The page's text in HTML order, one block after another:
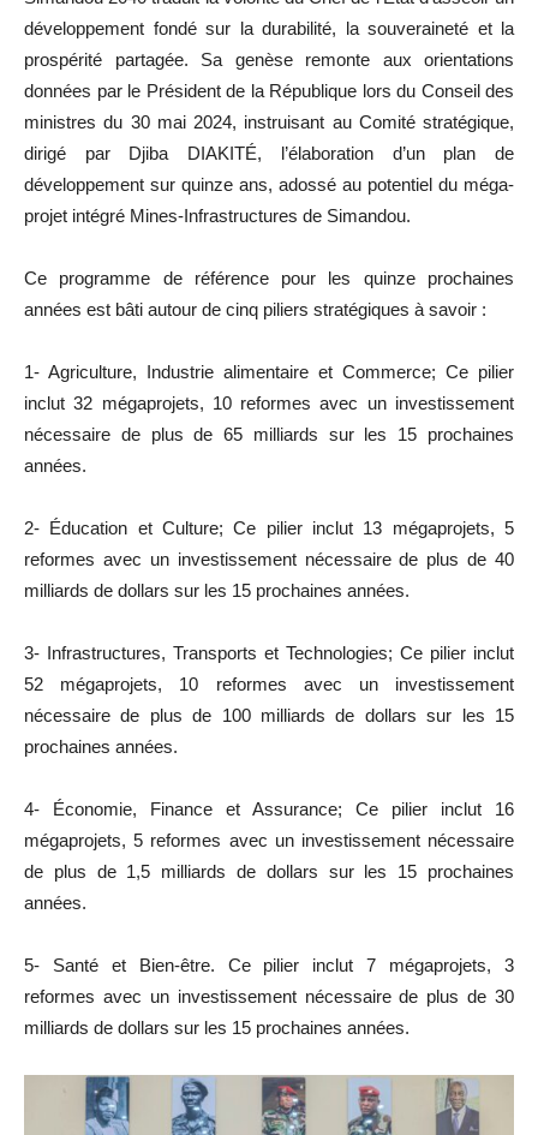
développement fondé sur la durabilité, la souveraineté et la
prospérité partagée. Sa genèse remonte aux orientations
données par le Président de la République lors du Conseil des
ministres du 30 mai 2024, instruisant au Comité stratégique,
dirigé par Djiba DIAKITÉ, l’élaboration d’un plan de
développement sur quinze ans, adossé au potentiel du méga-
projet intégré Mines-Infrastructures de Simandou.
Ce programme de référence pour les quinze prochaines
années est bâti autour de cinq piliers stratégiques à savoir :
1- Agriculture, Industrie alimentaire et Commerce; Ce pilier
inclut 32 mégaprojets, 10 reformes avec un investissement
nécessaire de plus de 65 milliards sur les 15 prochaines
années.
2- Éducation et Culture; Ce pilier inclut 13 mégaprojets, 5
reformes avec un investissement nécessaire de plus de 40
milliards de dollars sur les 15 prochaines années.
3- Infrastructures, Transports et Technologies; Ce pilier inclut
52 mégaprojets, 10 reformes avec un investissement
nécessaire de plus de 100 milliards de dollars sur les 15
prochaines années.
4- Économie, Finance et Assurance; Ce pilier inclut 16
mégaprojets, 5 reformes avec un investissement nécessaire
de plus de 1,5 milliards de dollars sur les 15 prochaines
années.
5- Santé et Bien-être. Ce pilier inclut 7 mégaprojets, 3
reformes avec un investissement nécessaire de plus de 30
milliards de dollars sur les 15 prochaines années.